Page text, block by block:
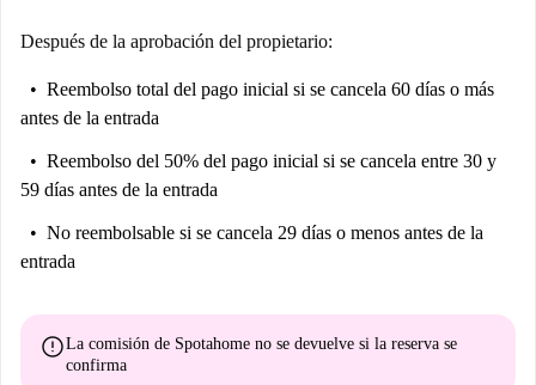
Después de la aprobación del propietario:
Reembolso total del pago inicial si se cancela 60 días o más
antes de la entrada
Reembolso del 50% del pago inicial si se cancela entre 30 y
59 días antes de la entrada
No reembolsable si se cancela 29 días o menos antes de la
entrada
errorLa comisión de Spotahome no se devuelve si la reserva se
confirma